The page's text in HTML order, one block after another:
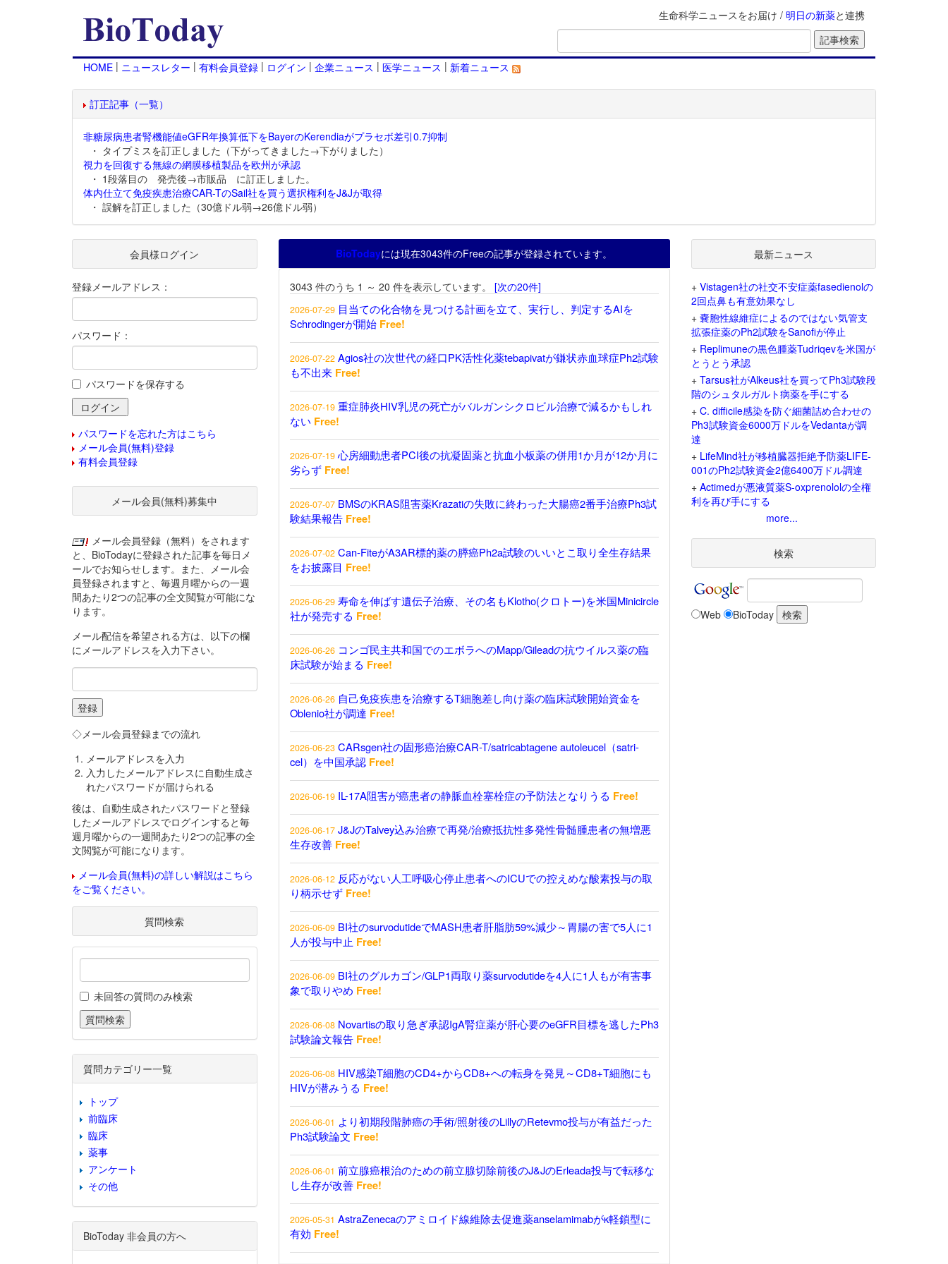
生命科学ニュースをお届け / 明日の新薬と連携
HOME | ニュースレター | 有料会員登録 | ログイン | 企業ニュース | 医学ニュース | 新着ニュース
訂正記事（一覧）
非糖尿病患者腎機能値eGFR年換算低下をBayerのKerendiaがプラセボ差引0.7抑制
・ タイプミスを訂正しました（下がってきました→下がりました）
視力を回復する無線の網膜移植製品を欧州が承認
・ 1段落目の 発売後→市販品 に訂正しました。
体内仕立て免疫疾患治療CAR-TのSail社を買う選択権利をJ&Jが取得
・ 誤解を訂正しました（30億ドル弱→26億ドル弱）
BioTodayには現在3043件のFreeの記事が登録されています。
3043 件のうち 1 ～ 20 件を表示しています。 [次の20件]
2026-07-29 目当ての化合物を見つける計画を立て、実行し、判定するAIを
Schrodingerが開始 Free!
2026-07-22 Agios社の次世代の経口PK活性化薬tebapivatが鎌状赤血球症Ph2試験
も不出来 Free!
2026-07-19 重症肺炎HIV乳児の死亡がバルガンシクロビル治療で減るかもしれ
ない Free!
2026-07-19 心房細動患者PCI後の抗凝固薬と抗血小板薬の併用1か月が12か月に
劣らず Free!
2026-07-07 BMSのKRAS阻害薬Krazatiの失敗に終わった大腸癌2番手治療Ph3試
験結果報告 Free!
2026-07-02 Can-FiteがA3AR標的薬の膵癌Ph2a試験のいいとこ取り全生存結果
をお披露目 Free!
2026-06-29 寿命を伸ばす遺伝子治療、その名もKlotho(クロトー)を米国Minicircle
社が発売する Free!
2026-06-26 コンゴ民主共和国でのエボラへのMapp/Gileadの抗ウイルス薬の臨
床試験が始まる Free!
2026-06-26 自己免疫疾患を治療するT細胞差し向け薬の臨床試験開始資金を
Oblenio社が調達 Free!
2026-06-23 CARsgen社の固形癌治療CAR-T/satricabtagene autoleucel（satri-
cel）を中国承認 Free!
2026-06-19 IL-17A阻害が癌患者の静脈血栓塞栓症の予防法となりうる Free!
2026-06-17 J&JのTalvey込み治療で再発/治療抵抗性多発性骨髄腫患者の無増悪
生存改善 Free!
2026-06-12 反応がない人工呼吸心停止患者へのICUでの控えめな酸素投与の取
り柄示せず Free!
2026-06-09 BI社のsurvodutideでMASH患者肝脂肪59%減少～胃腸の害で5人に1
人が投与中止 Free!
2026-06-09 BI社のグルカゴン/GLP1両取り薬survodutideを4人に1人もが有害事
象で取りやめ Free!
2026-06-08 Novartisの取り急ぎ承認IgA腎症薬が肝心要のeGFR目標を逃したPh3
試験論文報告 Free!
2026-06-08 HIV感染T細胞のCD4+からCD8+への転身を発見～CD8+T細胞にも
HIVが潜みうる Free!
2026-06-01 より初期段階肺癌の手術/照射後のLillyのRetevmo投与が有益だった
Ph3試験論文 Free!
2026-06-01 前立腺癌根治のための前立腺切除前後のJ&JのErleada投与で転移な
し生存が改善 Free!
2026-05-31 AstraZenecaのアミロイド線維除去促進薬anselamimabがκ軽鎖型に
有効 Free!
会員様ログイン
登録メールアドレス：
パスワード：
パスワードを保存する
パスワードを忘れた方はこちら
メール会員(無料)登録
有料会員登録
メール会員(無料)募集中
メール会員登録（無料）をされます
と、BioTodayに登録された記事を毎日メ
ールでお知らせします。また、メール会
員登録されますと、毎週月曜からの一週
間あたり2つの記事の全文閲覧が可能にな
ります。
メール配信を希望される方は、以下の欄
にメールアドレスを入力下さい。
◇メール会員登録までの流れ
メールアドレスを入力
入力したメールアドレスに自動生成さ
れたパスワードが届けられる
後は、自動生成されたパスワードと登録
したメールアドレスでログインすると毎
週月曜からの一週間あたり2つの記事の全
文閲覧が可能になります。
メール会員(無料)の詳しい解説はこちら
をご覧ください。
質問検索
未回答の質問のみ検索
質問カテゴリー一覧
トップ
前臨床
臨床
薬事
アンケート
その他
BioToday 非会員の方へ
最新ニュース
+ Vistagen社の社交不安症薬fasedienolの
2回点鼻も有意効果なし
+ 嚢胞性線維症によるのではない気管支
拡張症薬のPh2試験をSanofiが停止
+ Replimuneの黒色腫薬Tudriqevを米国が
とうとう承認
+ Tarsus社がAlkeus社を買ってPh3試験段
階のシュタルガルト病薬を手にする
+ C. difficile感染を防ぐ細菌詰め合わせの
Ph3試験資金6000万ドルをVedantaが調
達
+ LifeMind社が移植臓器拒絶予防薬LIFE-
001のPh2試験資金2億6400万ドル調達
+ Actimedが悪液質薬S-oxprenololの全権
利を再び手にする
more...
検索
Web BioToday